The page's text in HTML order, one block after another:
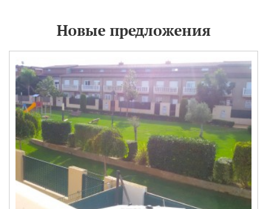
Новые предложения